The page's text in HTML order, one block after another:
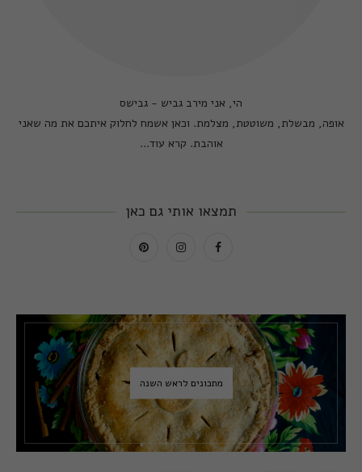
הי, אני מירב גביש - גבישס
אופה, מבשלת, משוטטת, מצלמת. וכאן אשמח לחלוק איתכם את מה שאני
אוהבת. קרא עוד...
תמצאו אותי גם כאן
מתכונים לראש השנה